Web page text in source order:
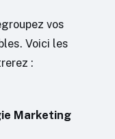
vos
Voici les
:
Marketing